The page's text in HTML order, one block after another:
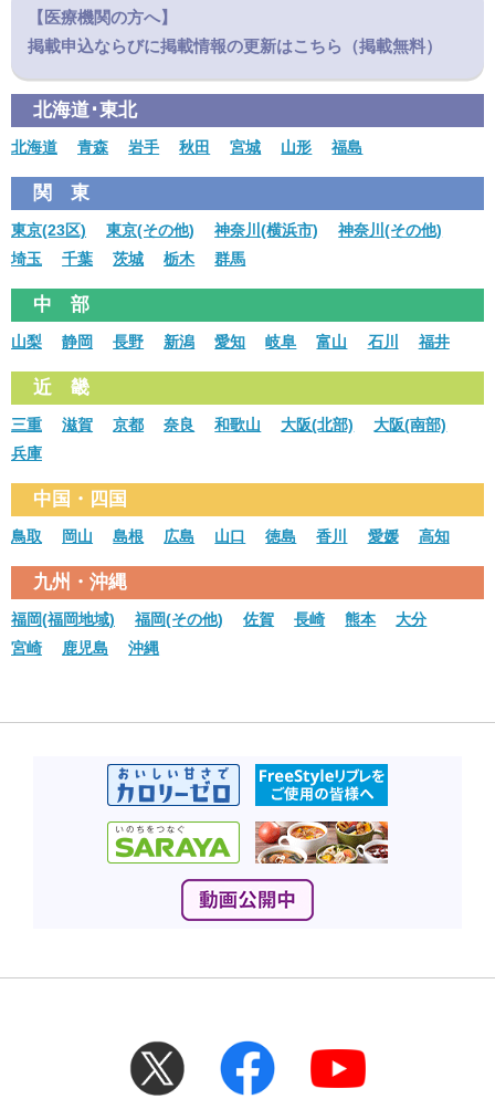
【医療機関の方へ】
掲載申込ならびに掲載情報の更新はこちら（掲載無料）
北海道･東北
北海道 青森 岩手 秋田 宮城 山形 福島
関 東
東京(23区) 東京(その他) 神奈川(横浜市)
神奈川(その他)
埼玉
千葉 茨城 栃木 群馬
中 部
山梨 静岡 長野 新潟 愛知 岐阜 富山 石川 福井
近 畿
三重 滋賀 京都 奈良 和歌山 大阪(北部)
大阪(南部)
兵庫
中国・四国
鳥取 岡山 島根 広島 山口 徳島 香川 愛媛 高知
九州・沖縄
福岡(福岡地域) 福岡(その他) 佐賀 長崎 熊本
大分
宮崎
鹿児島 沖縄